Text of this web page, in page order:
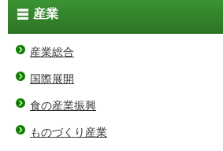
産業
産業総合
国際展開
食の産業振興
ものづくり産業